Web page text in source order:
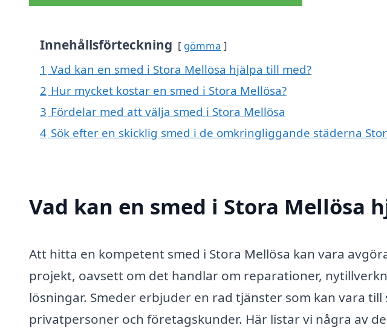
Innehållsförteckning gömma
1 Vad kan en smed i Stora Mellösa hjälpa till med?
2 Hur mycket kostar en smed i Stora Mellösa?
3 Fördelar med att välja smed i Stora Mellösa
4 Sök efter en skicklig smed i de omkringliggande städerna
Vad kan en smed i Stora Mellösa
Att hitta en kompetent smed i Stora Mellösa kan vara
projekt, oavsett om det handlar om reparationer,
lösningar. Smeder erbjuder en rad tjänster som kan vara
privatpersoner och företagskunder. Här listar vi några av